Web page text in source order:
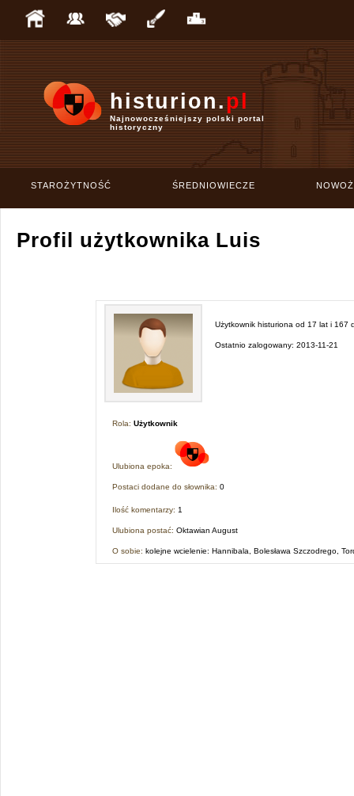
histurion.pl
Najnowocześniejszy polski portal
historyczny
STAROŻYTNOŚĆ ŚREDNIOWIECZE
Profil użytkownika Luis
Użytkownik histuriona od 17 lat i 167
Ostatnio zalogowany: 2013-11-21
Rola: Użytkownik
Ulubiona epoka:
Postaci dodane do słownika: 0
Ilość komentarzy: 1
Ulubiona postać: Oktawian August
O sobie: kolejne wcielenie: Hannibala, Bolesława Szczodrego,